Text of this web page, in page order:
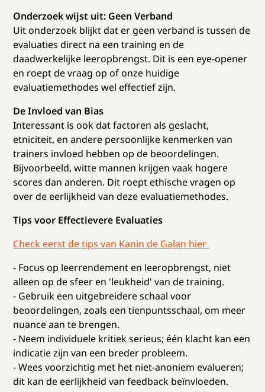
Onderzoek wijst uit: Geen Verband
Uit onderzoek blijkt dat er geen verband is tussen de
evaluaties direct na een training en de
daadwerkelijke leeropbrengst. Dit is een eye-opener
en roept de vraag op of onze huidige
evaluatiemethodes wel effectief zijn.
De Invloed van Bias
Interessant is ook dat factoren als geslacht,
etniciteit, en andere persoonlijke kenmerken van
trainers invloed hebben op de beoordelingen.
Bijvoorbeeld, witte mannen krijgen vaak hogere
scores dan anderen. Dit roept ethische vragen op
over de eerlijkheid van deze evaluatiemethodes.
Tips voor Effectievere Evaluaties
Check eerst de tips van Kanin de Galan hier
- Focus op leerrendement en leeropbrengst, niet
alleen op de sfeer en 'leukheid' van de training.
- Gebruik een uitgebreidere schaal voor
beoordelingen, zoals een tienpuntsschaal, om meer
nuance aan te brengen.
- Neem individuele kritiek serieus; één klacht kan een
indicatie zijn van een breder probleem.
- Wees voorzichtig met het niet-anoniem evalueren;
dit kan de eerlijkheid van feedback beïnvloeden.